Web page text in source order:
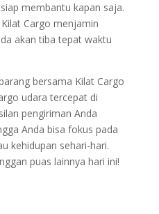
membantu kapan saja.
Cargo menjamin
akan tiba tepat waktu
bersama Kilat Cargo
udara tercepat di
pengiriman Anda
Anda bisa fokus pada
kehidupan sehari-hari.
puas lainnya hari ini!